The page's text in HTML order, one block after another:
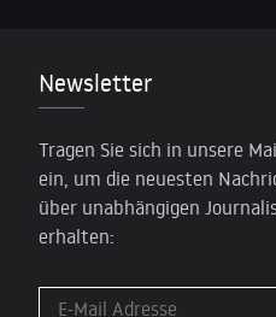
Newsletter
Tragen Sie sich in unsere
ein, um die neuesten
über unabhängigen
erhalten: